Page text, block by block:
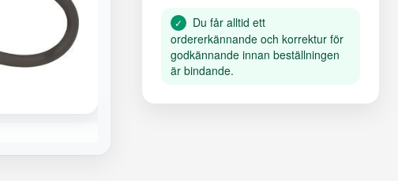
✓
Du får alltid ett
ordererkännande och korrektur för
godkännande innan beställningen
är bindande.